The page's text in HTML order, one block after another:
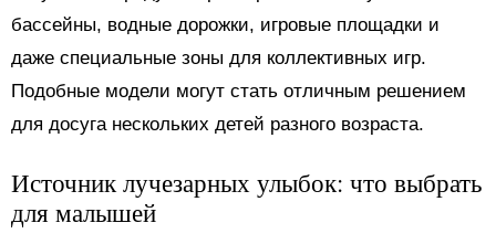
бассейны, водные дорожки, игровые площадки и
даже специальные зоны для коллективных игр.
Подобные модели могут стать отличным решением
для досуга нескольких детей разного возраста.
Источник лучезарных улыбок: что выбрать
для малышей